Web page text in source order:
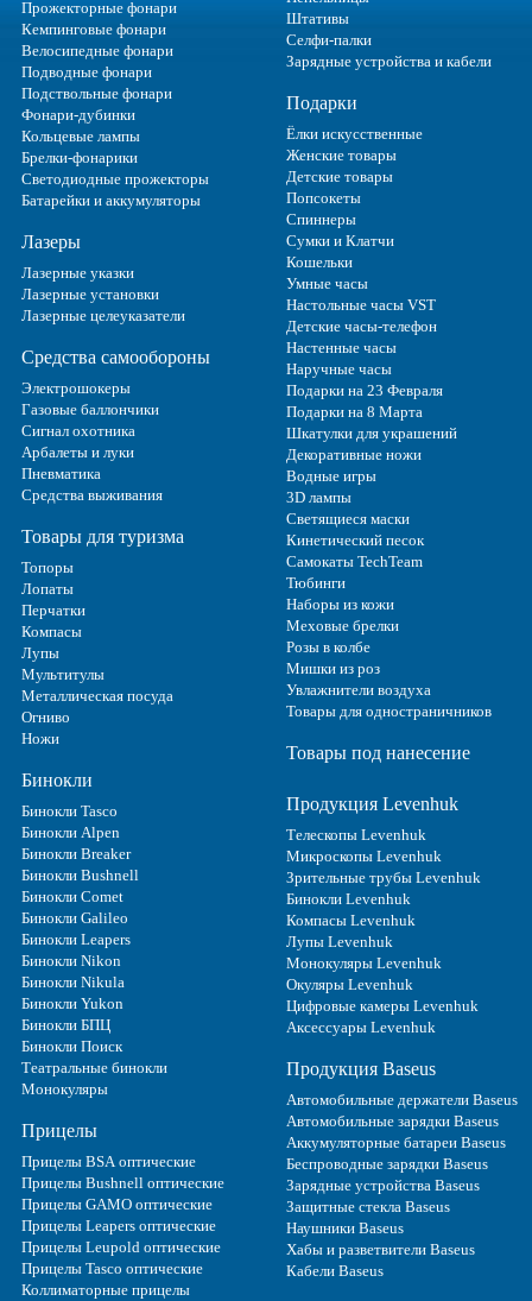
Прожекторные фонари
Кемпинговые фонари
Велосипедные фонари
Подводные фонари
Подствольные фонари
Фонари-дубинки
Кольцевые лампы
Брелки-фонарики
Светодиодные прожекторы
Батарейки и аккумуляторы
Лазеры
Лазерные указки
Лазерные установки
Лазерные целеуказатели
Средства самообороны
Электрошокеры
Газовые баллончики
Сигнал охотника
Арбалеты и луки
Пневматика
Средства выживания
Товары для туризма
Топоры
Лопаты
Перчатки
Компасы
Лупы
Мультитулы
Металлическая посуда
Огниво
Ножи
Бинокли
Бинокли Tasco
Бинокли Alpen
Бинокли Breaker
Бинокли Bushnell
Бинокли Comet
Бинокли Galileo
Бинокли Leapers
Бинокли Nikon
Бинокли Nikula
Бинокли Yukon
Бинокли БПЦ
Бинокли Поиск
Театральные бинокли
Монокуляры
Прицелы
Прицелы BSA оптические
Прицелы Bushnell оптические
Прицелы GAMO оптические
Прицелы Leapers оптические
Прицелы Leupold оптические
Прицелы Tasco оптические
Коллиматорные прицелы
Штативы
Селфи-палки
Зарядные устройства и кабели
Подарки
Ёлки искусственные
Женские товары
Детские товары
Попсокеты
Спиннеры
Сумки и Клатчи
Кошельки
Умные часы
Настольные часы VST
Детские часы-телефон
Настенные часы
Наручные часы
Подарки на 23 Февраля
Подарки на 8 Марта
Шкатулки для украшений
Декоративные ножи
Водные игры
3D лампы
Светящиеся маски
Кинетический песок
Самокаты TechTeam
Тюбинги
Наборы из кожи
Меховые брелки
Розы в колбе
Мишки из роз
Увлажнители воздуха
Товары для одностраничников
Товары под нанесение
Продукция Levenhuk
Телескопы Levenhuk
Микроскопы Levenhuk
Зрительные трубы Levenhuk
Бинокли Levenhuk
Компасы Levenhuk
Лупы Levenhuk
Монокуляры Levenhuk
Окуляры Levenhuk
Цифровые камеры Levenhuk
Аксессуары Levenhuk
Продукция Baseus
Автомобильные держатели Baseus
Автомобильные зарядки Baseus
Аккумуляторные батареи Baseus
Беспроводные зарядки Baseus
Зарядные устройства Baseus
Защитные стекла Baseus
Наушники Baseus
Хабы и разветвители Baseus
Кабели Baseus